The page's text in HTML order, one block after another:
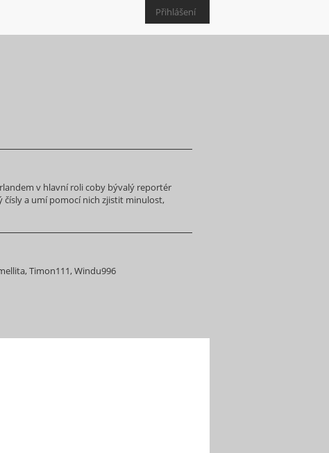
Přihlášení
v hlavní roli coby bývalý reportér
čísly a umí pomocí nich zjistit minulost,
Timon111, Windu996